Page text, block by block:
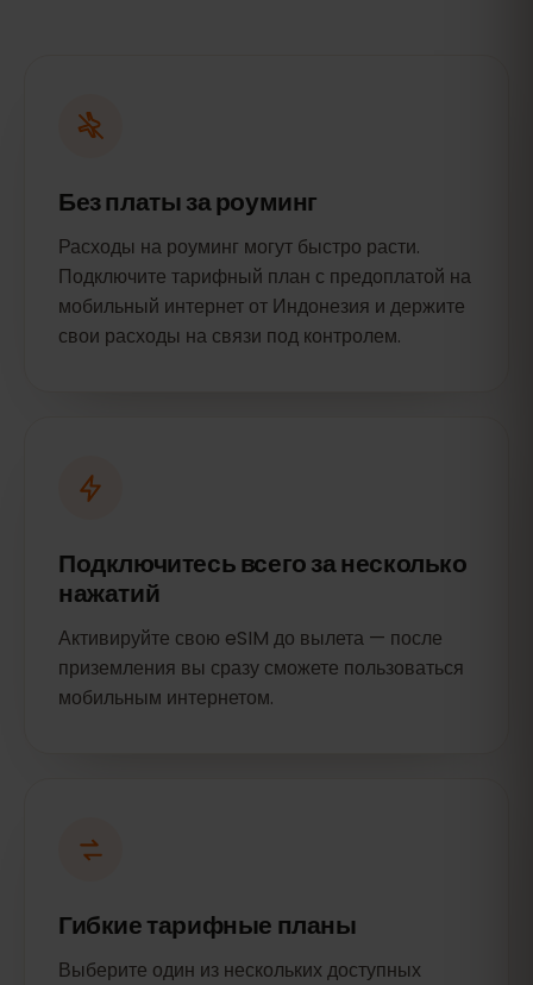
Без платы за роуминг
Расходы на роуминг могут быстро расти.
Подключите тарифный план с предоплатой на
мобильный интернет от Индонезия и держите
свои расходы на связи под контролем.
Подключитесь всего за несколько
нажатий
Активируйте свою eSIM до вылета — после
приземления вы сразу сможете пользоваться
мобильным интернетом.
Гибкие тарифные планы
Выберите один из нескольких доступных